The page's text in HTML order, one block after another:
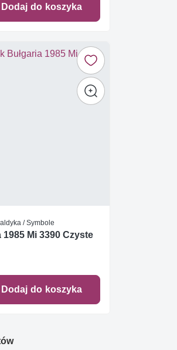
Dodaj do koszyka
/ Symbole
1985 Mi 3390 Czyste
Dodaj do koszyka